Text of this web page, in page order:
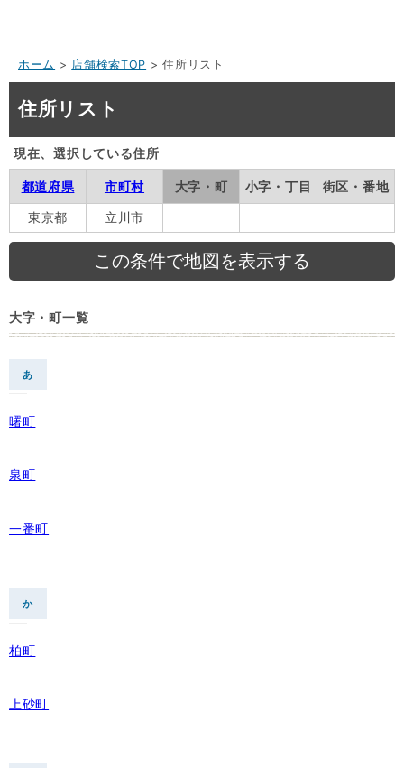
ホーム > 店舗検索TOP > 住所リスト
住所リスト
現在、選択している住所
都道府県 市町村 大字・町 小字・丁目
街区・番地
東京都
立川市
大字・町一覧
あ
曙町
泉町
一番町
か
柏町
上砂町